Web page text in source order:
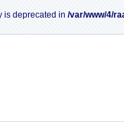
is deprecated in /var/www/4/